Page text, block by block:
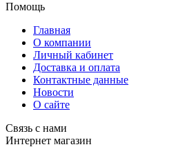
Помощь
Главная
О компании
Личный кабинет
Доставка и оплата
Контактные данные
Новости
О сайте
Связь с нами
Интернет магазин